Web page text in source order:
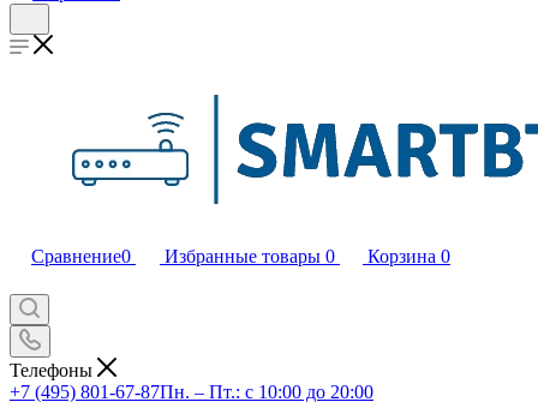
Сравнение0 Избранные товары 0 Корзина 0
Телефоны
+7 (495) 801-67-87Пн. – Пт.: с 10:00 до 20:00